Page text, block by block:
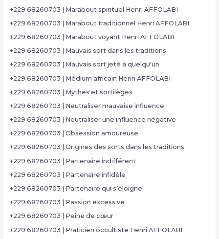
+229 68260703 | Marabout spirituel Henri AFFOLABI
+229 68260703 | Marabout traditionnel Henri AFFOLABI
+229 68260703 | Marabout voyant Henri AFFOLABI
+229 68260703 | Mauvais sort dans les traditions
+229 68260703 | Mauvais sort jeté à quelqu'un
+229 68260703 | Médium africain Henri AFFOLABI
+229 68260703 | Mythes et sortilèges
+229 68260703 | Neutraliser mauvaise influence
+229 68260703 | Neutraliser une influence négative
+229 68260703 | Obsession amoureuse
+229 68260703 | Origines des sorts dans les traditions
+229 68260703 | Partenaire indifférent
+229 68260703 | Partenaire infidèle
+229 68260703 | Partenaire qui s’éloigne
+229 68260703 | Passion excessive
+229 68260703 | Peine de cœur
+229 68260703 | Praticien occultiste Henri AFFOLABI